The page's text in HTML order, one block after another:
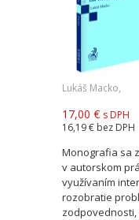
Lukáš Macko,
17,00 € s DPH
16,19 € bez DPH
Monografia sa
v autorskom
využívaním
rozobratie
zodpovednosti,